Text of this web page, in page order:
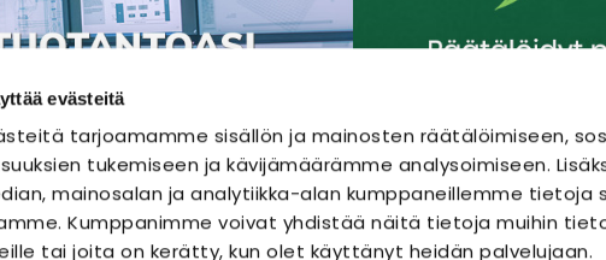
evästeitä
tarjoamamme sisällön ja mainosten räätälöimiseen,
tukemiseen ja kävijämäärämme analysoimiseen.
mainosalan ja analytiikka-alan kumppaneillemme tietoja
Kumppanimme voivat yhdistää näitä tietoja muihin
tai joita on kerätty, kun olet käyttänyt heidän palvelujaan.
SÄHKÖURAKOINTI SÄHKÖSUUNNITTELU